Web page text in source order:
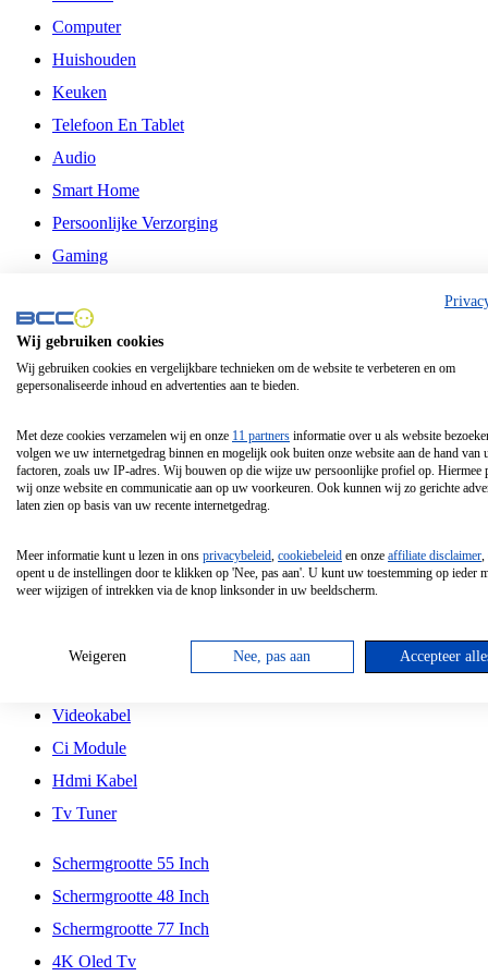
Computer
Huishouden
Keuken
Telefoon En Tablet
Audio
Smart Home
Persoonlijke Verzorging
Gaming
Philips
Schermgrootte 24 Inch
Schermgrootte 85 Inch
Schermgrootte 98 Inch
Tcl
Hd Led Tv
Antennekabel
Videokabel
Ci Module
Hdmi Kabel
Tv Tuner
Schermgrootte 55 Inch
Schermgrootte 48 Inch
Schermgrootte 77 Inch
4K Oled Tv
Wij gebruiken cookies
Wij gebruiken cookies en vergelijkbare technieken om de website te verbeteren en om
gepersonaliseerde inhoud en advertenties aan te bieden.
Met deze cookies verzamelen wij en onze 11 partners informatie over u als website
volgen we uw internetgedrag binnen en mogelijk ook buiten onze website aan de hand van
factoren, zoals uw IP-adres. Wij bouwen op die wijze uw persoonlijke profiel op. Hiermee
wij onze website en communicatie aan op uw voorkeuren. Ook kunnen wij zo gerichte
laten zien op basis van uw recente internetgedrag.
Meer informatie kunt u lezen in ons privacybeleid, cookiebeleid en onze affiliate disclaimer,
opent u de instellingen door te klikken op 'Nee, pas aan'. U kunt uw toestemming op ieder
weer wijzigen of intrekken via de knop linksonder in uw beeldscherm.
Weigeren Nee, pas aan Accepteer